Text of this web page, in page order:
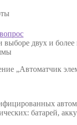
выборе двух и
„Автоматчик
батарей,